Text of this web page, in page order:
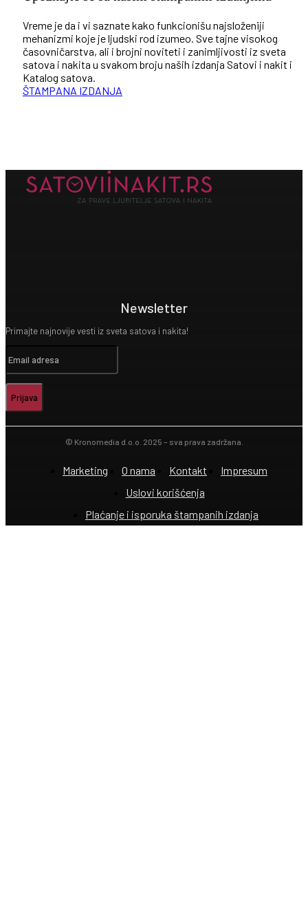
Vreme je da i vi saznate kako funkcionišu najsloženiji
mehanizmi koje je ljudski rod izumeo. Sve tajne visokog
časovničarstva, ali i brojni noviteti i zanimljivosti iz sveta
satova i nakita u svakom broju naših izdanja Satovi i nakit i
Katalog satova.
ŠTAMPANA IZDANJA
Newsletter
Primajte najnovije vesti iz sveta satova i nakita!
Prijava
© Kronomedia d.o.o. 2025 – sva prava zadržana.
Marketing O nama Kontakt
Impresum
Uslovi korišćenja
Plaćanje i isporuka štampanih izdanja